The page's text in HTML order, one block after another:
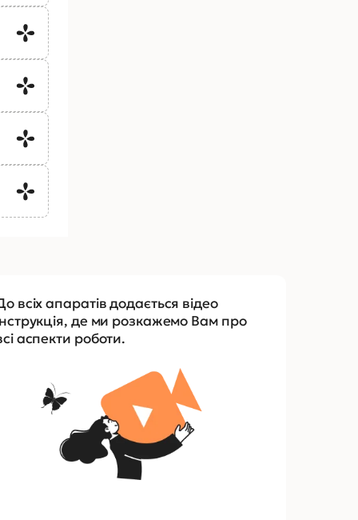
всіх апаратів додається відео
де ми розкажемо Вам про
аспекти роботи.